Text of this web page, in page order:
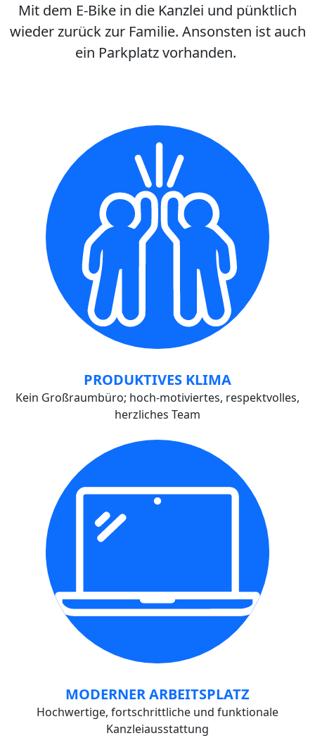
Mit dem E-Bike in die Kanzlei und pünktlich
wieder zurück zur Familie. Ansonsten ist auch
ein Parkplatz vorhanden.
PRODUKTIVES KLIMA
Kein Großraumbüro; hoch-motiviertes, respektvolles,
herzliches Team
MODERNER ARBEITSPLATZ
Hochwertige, fortschrittliche und funktionale
Kanzleiausstattung